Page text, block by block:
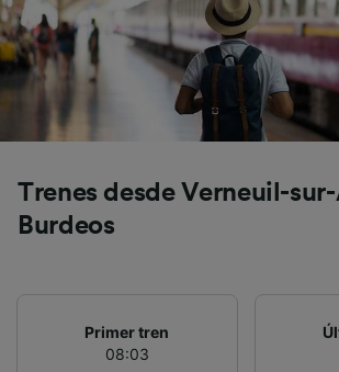
Trenes desde Verneuil-
Burdeos
Primer tren
08:03
precisa. Analizar activamente las
características del dispositivo
identificación. Almacenar la
dispositivo y/o acceder a ella.
contenido personalizados,
publicidad y contenido,
audiencia y desarrollo de
Lista de asociados (proveedores)